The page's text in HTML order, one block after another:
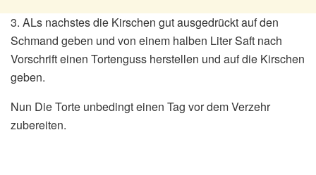
3. ALs nachstes die Kirschen gut ausgedrückt auf den
Schmand geben und von einem halben Liter Saft nach
Vorschrift einen Tortenguss herstellen und auf die Kirschen
geben.
Nun Die Torte unbedingt einen Tag vor dem Verzehr
zubereiten.